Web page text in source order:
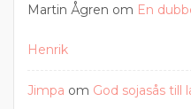
Martin Ågren om En
Henrik
Jimpa om God sojasås till